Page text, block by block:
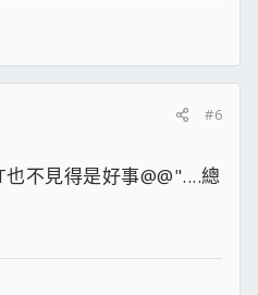
#6
不見得是好事@@"....總